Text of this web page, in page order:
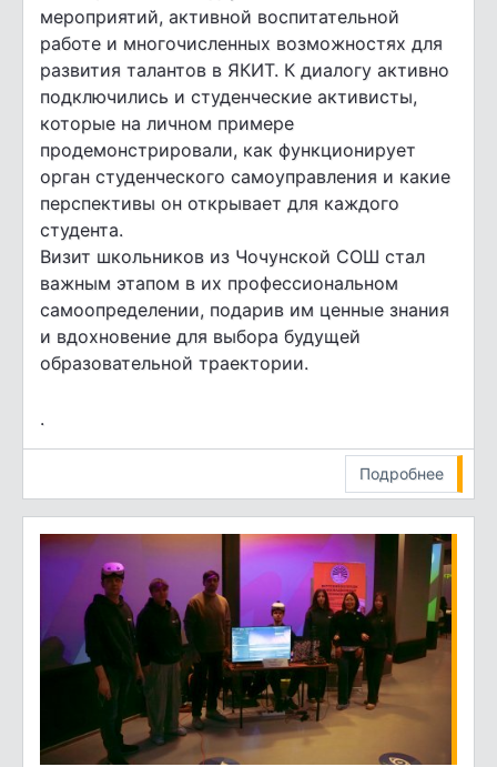
мероприятий, активной воспитательной
работе и многочисленных возможностях для
развития талантов в ЯКИТ. К диалогу активно
подключились и студенческие активисты,
которые на личном примере
продемонстрировали, как функционирует
орган студенческого самоуправления и какие
перспективы он открывает для каждого
студента.
Визит школьников из Чочунской СОШ стал
важным этапом в их профессиональном
самоопределении, подарив им ценные знания
и вдохновение для выбора будущей
образовательной траектории.
.
Подробнее